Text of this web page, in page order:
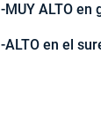
-MUY ALTO en
-ALTO en el